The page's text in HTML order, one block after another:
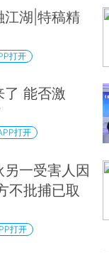
江湖|特稿精
打开
了 能否激
打开
一受害人因
不批捕已取
打开